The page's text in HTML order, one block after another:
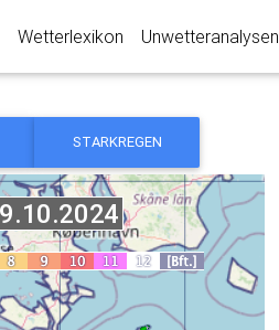
Wetterlexikon Unwetteranalysen
STARKREGEN